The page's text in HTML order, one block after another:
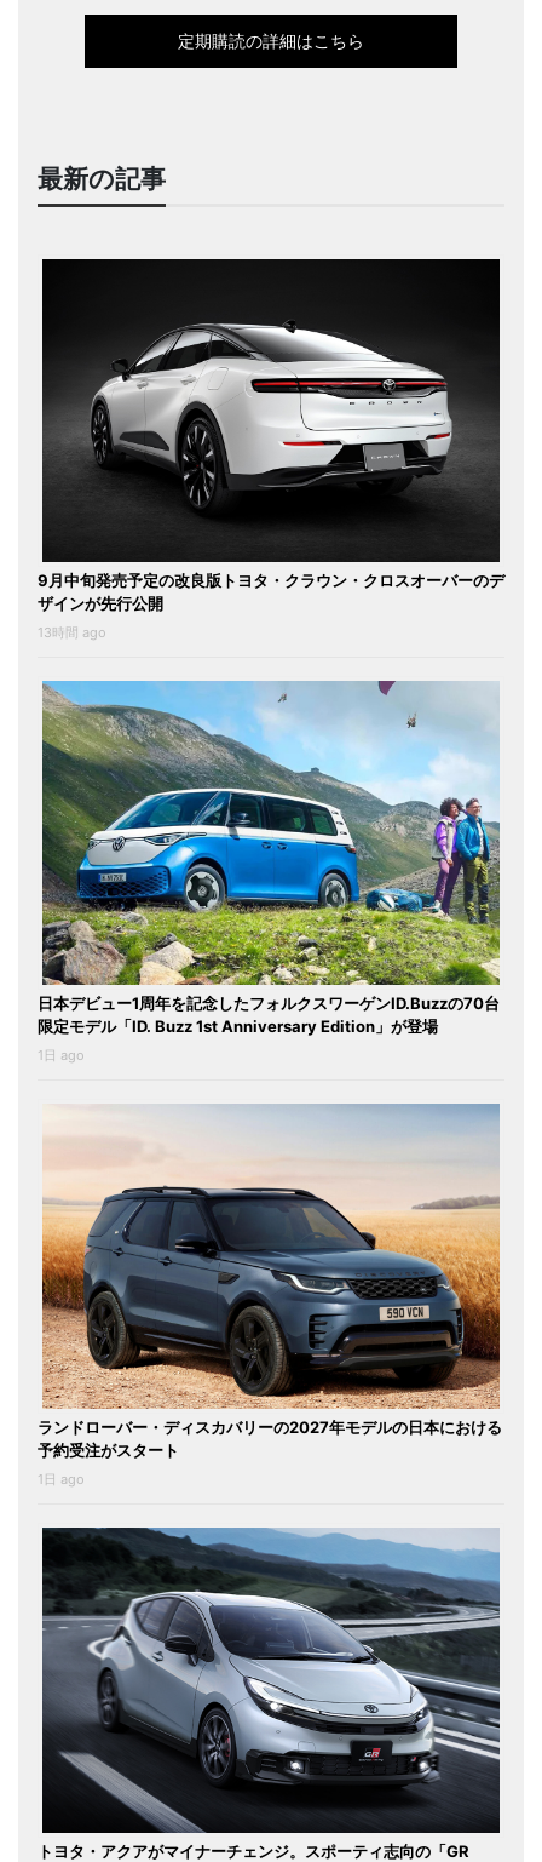
定期購読の詳細はこちら
最新の記事
9月中旬発売予定の改良版トヨタ・クラウン・クロスオーバーのデ
ザインが先行公開
13時間 ago
日本デビュー1周年を記念したフォルクスワーゲンID.Buzzの70台
限定モデル「ID. Buzz 1st Anniversary Edition」が登場
1日 ago
ランドローバー・ディスカバリーの2027年モデルの日本における
予約受注がスタート
1日 ago
トヨタ・アクアがマイナーチェンジ。スポーティ志向の「GR